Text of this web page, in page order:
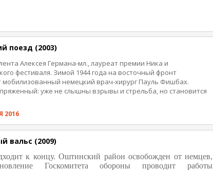
поезд (2003)
Алексея Германа-мл., лауреат премии Ника и
фестиваля. Зимой 1944 года на восточный фронт
мобилизованный немецкий врач-хирург Пауль Фишбах.
уже не слышны взрывы и стрельба, но становится
глазах Фишбаха из временного госпиталя эвакуируют
больницы пустеет. За оставшимися больными и
обещают прислать машину. Но Фишбах понимает, что он
последний поезд, отправляясь на чужбину, и больше никогда
в родную Германию.
2016
вальс (2009)
к концу. Оштинский район освобожден от немцев,
Госкомитета обороны проводит работы